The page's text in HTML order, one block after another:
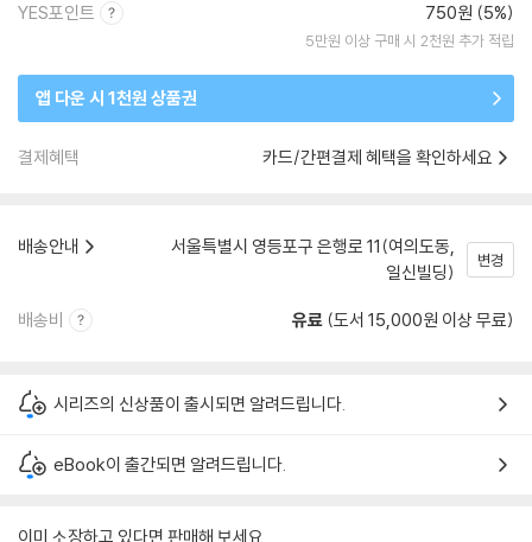
YES포인트 750원 (5%)
5만원 이상 구매 시 2천원 추가 적립
앱 다운 시 1천원 상품권
결제혜택 카드/간편결제 혜택을 확인하세요
배송안내
서울특별시 영등포구 은행로 11(여의도동,
일신빌딩)
변경
배송비 유료 (도서 15,000원 이상 무료)
시리즈의 신상품이 출시되면 알려드립니다.
eBook이 출간되면 알려드립니다.
이미 소장하고 있다면 판매해 보세요.